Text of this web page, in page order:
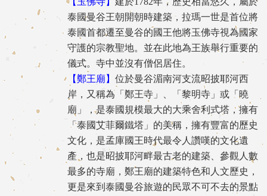
泰國曼谷王朝開朝時建築，拉瑪一世是首位將
泰國首都遷至曼谷的國王他將玉佛寺視為國家
守護的宗教聖地。並在此地為王族舉行重要的
儀式。寺中並沒有僧侶居住。
【鄭王廟】 位於曼谷湄南河支流昭披耶河西
岸，又稱為「鄭王寺」、「黎明寺」或「曉
廟」，是泰國規模最大的大乘舍利式塔，擁有
「泰國艾菲爾鐵塔」的美稱，擁有豐富的歷史
文化，是孟庫國王時代最令人讚嘆的文化遺
產，也是昭披耶河畔最古老的建築、參觀人數
最多的寺廟，鄭王廟的建築特色和人文歷史，
更是來到泰國曼谷旅遊的民眾不可不去的景點